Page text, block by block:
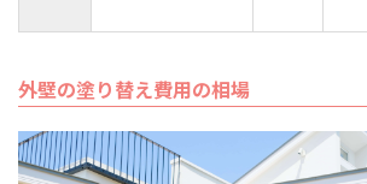
外壁の塗り替え費用の相場